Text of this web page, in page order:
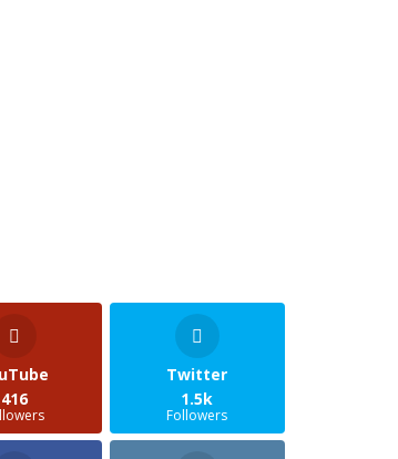
416
Twitter
1.5k
Followers